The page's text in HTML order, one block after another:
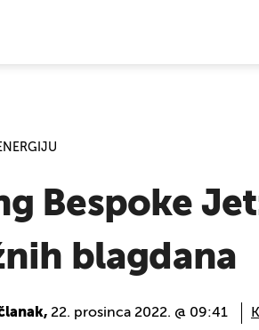
Bespoke
blagdana
22. prosinca 2022. @ 09:41